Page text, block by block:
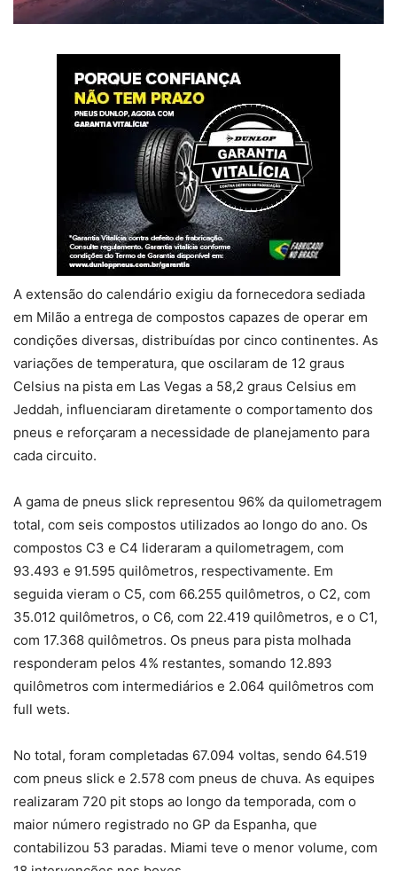
A extensão do calendário exigiu da fornecedora sediada
em Milão a entrega de compostos capazes de operar em
condições diversas, distribuídas por cinco continentes. As
variações de temperatura, que oscilaram de 12 graus
Celsius na pista em Las Vegas a 58,2 graus Celsius em
Jeddah, influenciaram diretamente o comportamento dos
pneus e reforçaram a necessidade de planejamento para
cada circuito.
A gama de pneus slick representou 96% da quilometragem
total, com seis compostos utilizados ao longo do ano. Os
compostos C3 e C4 lideraram a quilometragem, com
93.493 e 91.595 quilômetros, respectivamente. Em
seguida vieram o C5, com 66.255 quilômetros, o C2, com
35.012 quilômetros, o C6, com 22.419 quilômetros, e o C1,
com 17.368 quilômetros. Os pneus para pista molhada
responderam pelos 4% restantes, somando 12.893
quilômetros com intermediários e 2.064 quilômetros com
full wets.
No total, foram completadas 67.094 voltas, sendo 64.519
com pneus slick e 2.578 com pneus de chuva. As equipes
realizaram 720 pit stops ao longo da temporada, com o
maior número registrado no GP da Espanha, que
contabilizou 53 paradas. Miami teve o menor volume, com